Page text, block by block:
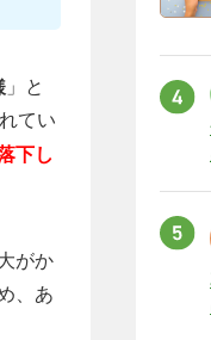
」と
てい
下し
がか
、あ